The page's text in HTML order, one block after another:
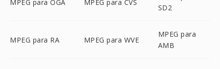
MPEG para OGA MPEG para CVS
SD2
MPEG para RA MPEG para WVE
MPEG para
AMB